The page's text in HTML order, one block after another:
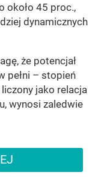
około 45 proc.,
dynamicznych
że potencjał
pełni – stopień
jako relacja
wynosi zaledwie